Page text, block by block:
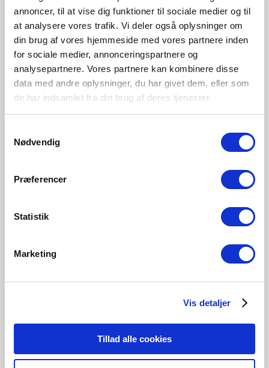
annoncer, til at vise dig funktioner til sociale medier og til
at analysere vores trafik. Vi deler også oplysninger om
din brug af vores hjemmeside med vores partnere inden
for sociale medier, annonceringspartnere og
analysepartnere. Vores partnere kan kombinere disse
data med andre oplysninger, du har givet dem, eller som
de har indsamlet fra din brug af deres tjenester.
Nødvendig
Præferencer
Statistik
Marketing
Vis detaljer
Tillad alle cookies
Design For The People
Design For The People er for alle som verdsetter klassisk
og innovativ belysningsdesign. Vi ledes av vår visjon om å
én eller flere kjente danske designere som gjør sitt ytterste